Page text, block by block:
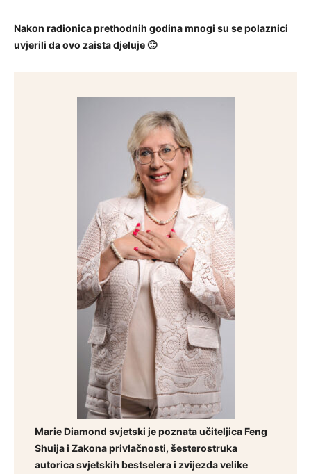
Nakon radionica prethodnih godina mnogi su se polaznici
uvjerili da ovo zaista djeluje 🙂
Marie Diamond svjetski je poznata učiteljica Feng
Shuija i Zakona privlačnosti, šesterostruka
autorica svjetskih bestselera i zvijezda velike